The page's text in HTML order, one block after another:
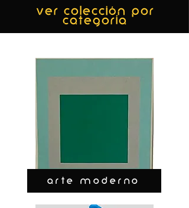
ver colección por
categoría
ARTE MODERNO